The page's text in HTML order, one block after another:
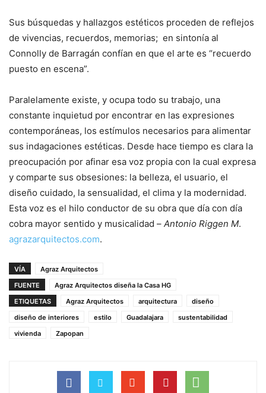
Sus búsquedas y hallazgos estéticos proceden de reflejos
de vivencias, recuerdos, memorias; en sintonía al
Connolly de Barragán confían en que el arte es “recuerdo
puesto en escena”.
Paralelamente existe, y ocupa todo su trabajo, una
constante inquietud por encontrar en las expresiones
contemporáneas, los estímulos necesarios para alimentar
sus indagaciones estéticas. Desde hace tiempo es clara la
preocupación por afinar esa voz propia con la cual expresa
y comparte sus obsesiones: la belleza, el usuario, el
diseño cuidado, la sensualidad, el clima y la modernidad.
Esta voz es el hilo conductor de su obra que día con día
cobra mayor sentido y musicalidad – Antonio Riggen M.
agrazarquitectos.com.
VÍA
Agraz Arquitectos
FUENTE
Agraz Arquitectos diseña la Casa HG
ETIQUETAS
Agraz Arquitectos arquitectura
diseño
diseño de interiores
estilo Guadalajara
sustentabilidad
vivienda
Zapopan